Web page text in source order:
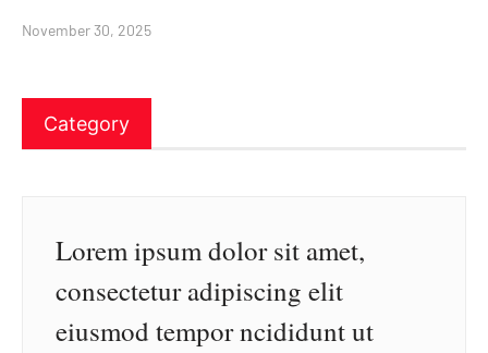
November 30, 2025
Category
Lorem ipsum dolor sit amet,
consectetur adipiscing elit
eiusmod tempor ncididunt ut